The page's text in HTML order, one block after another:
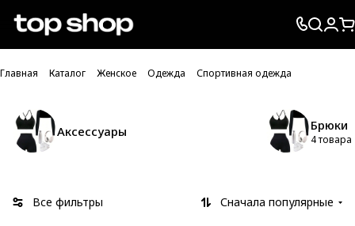
Проверка хлебных крошек
Главная Каталог Женское Одежда Спортивная одежда
Аксессуары Брюки
4 товара
Все фильтры Сначала популярные